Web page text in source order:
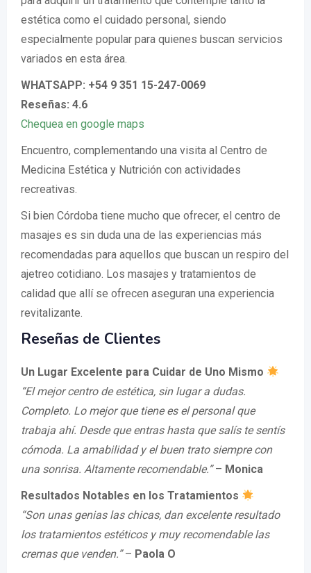
estética como el cuidado personal, siendo
especialmente popular para quienes buscan servicios
variados en esta área.
WHATSAPP: +54 9 351 15-247-0069
Reseñas: 4.6
Chequea en google maps
Encuentro, complementando una visita al Centro de
Medicina Estética y Nutrición con actividades
recreativas.
Si bien Córdoba tiene mucho que ofrecer, el centro de
masajes es sin duda una de las experiencias más
recomendadas para aquellos que buscan un respiro del
ajetreo cotidiano. Los masajes y tratamientos de
calidad que allí se ofrecen aseguran una experiencia
revitalizante.
Reseñas de Clientes
Un Lugar Excelente para Cuidar de Uno Mismo
“El mejor centro de estética, sin lugar a dudas.
Completo. Lo mejor que tiene es el personal que
trabaja ahí. Desde que entras hasta que salís te sentís
cómoda. La amabilidad y el buen trato siempre con
una sonrisa. Altamente recomendable.”– Monica
Resultados Notables en los Tratamientos
“Son unas genias las chicas, dan excelente resultado
los tratamientos estéticos y muy recomendable las
cremas que venden.”– Paola O